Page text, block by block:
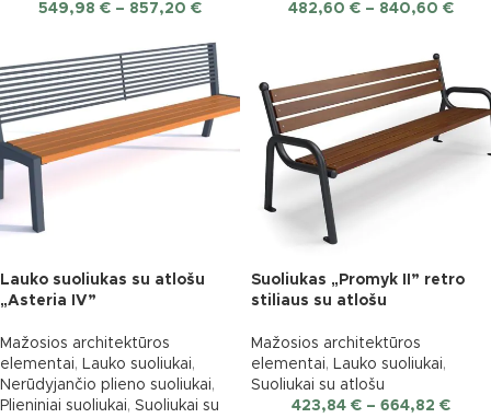
549,98 € – 857,20 €
482,60 € – 840,60 €
Lauko suoliukas su atlošu
„Asteria IV”
Mažosios architektūros
elementai, Lauko suoliukai,
Nerūdyjančio plieno suoliukai,
Plieniniai suoliukai, Suoliukai su
Suoliukas „Promyk II” retro
stiliaus su atlošu
Mažosios architektūros
elementai, Lauko suoliukai,
Suoliukai su atlošu
423,84 € – 664,82 €